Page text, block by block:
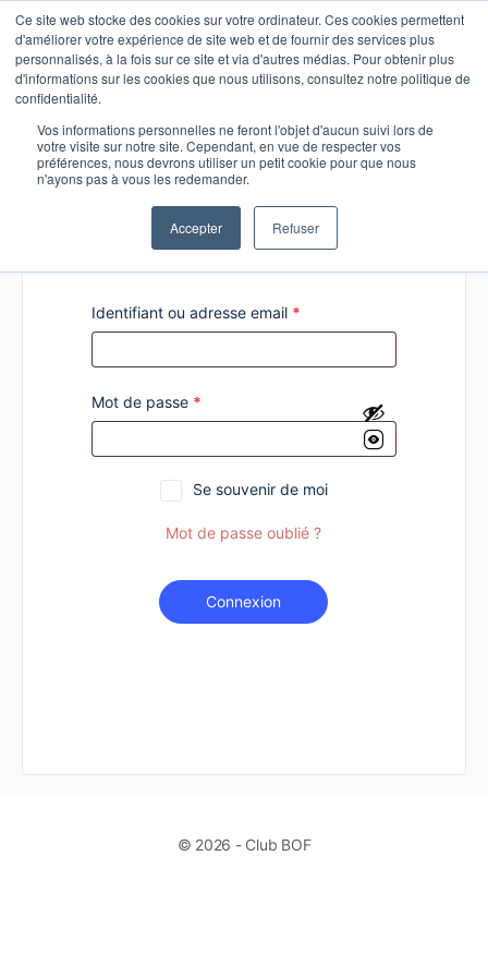
Ce site web stocke des cookies sur votre ordinateur. Ces cookies permettent
d'améliorer votre expérience de site web et de fournir des services plus
personnalisés, à la fois sur ce site et via d'autres médias. Pour obtenir plus
d'informations sur les cookies que nous utilisons, consultez notre politique de
confidentialité.
Vos informations personnelles ne feront l'objet d'aucun suivi lors de
votre visite sur notre site. Cependant, en vue de respecter vos
préférences, nous devrons utiliser un petit cookie pour que nous
n'ayons pas à vous les redemander.
Accepter Refuser
Connexion
Identifiant ou adresse email *
Mot de passe *
Se souvenir de moi
Mot de passe oublié ?
Connexion
© 2026 - Club BOF